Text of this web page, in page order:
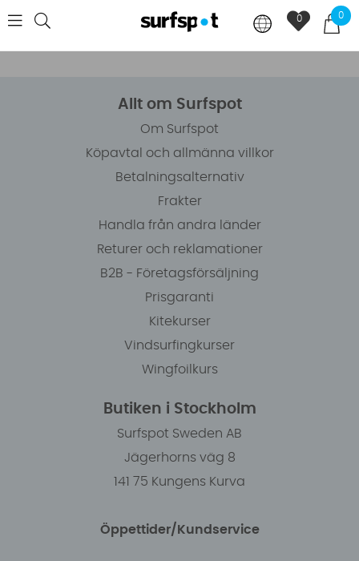
0
0
Allt om Surfspot
Om Surfspot
Köpavtal och allmänna villkor
Betalningsalternativ
Frakter
Handla från andra länder
Returer och reklamationer
B2B - Företagsförsäljning
Prisgaranti
Kitekurser
Vindsurfingkurser
Wingfoilkurs
Butiken i Stockholm
Surfspot Sweden AB
Jägerhorns väg 8
141 75 Kungens Kurva
Öppettider/Kundservice